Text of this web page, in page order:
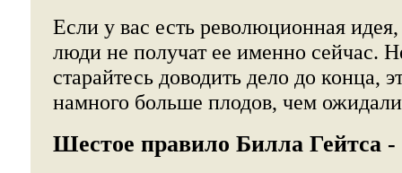
Если у вас есть революционная
люди не получат ее именно сейчас.
старайтесь доводить дело до конца,
намного больше плодов, чем
Шестое правило Билла Гейтса -